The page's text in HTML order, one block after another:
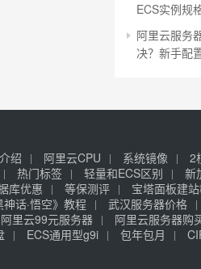
ECS实例规
阿里云服务
决？新手配
绍 阿里云CPU 系统镜像 2
热门标签 轻量和ECS区别
新
库优惠 等保测评
宝塔面板建
话·悟空》教程 武汉服务器价格
阿里云99元服务器 阿里云服务器购
ECS通用型g9i 包年包月